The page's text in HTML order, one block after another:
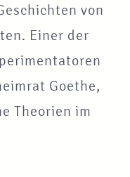
von
Einer der
Goethe,
Theorien im